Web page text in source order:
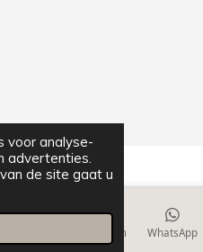
voor analyse-
advertenties.
de site gaat u
Instagram WhatsApp